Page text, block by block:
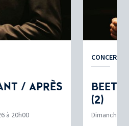
/ APRÈS
à 20h00
CONCERT
(2)
Dimanche